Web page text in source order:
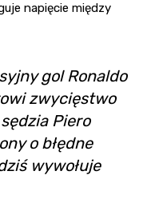
napięcie między
gol Ronaldo
zwycięstwo
Piero
o błędne
wywołuje